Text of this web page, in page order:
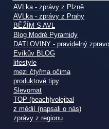
AVLka - zprávy z Plzně
AVLka - zprávy z Prahy
BĚŽÍM S AVL
Blog Modré Pyramidy
DATLOVINY - pravidelný
Evíkův BLOG
lifestyle
mezi čtyřma očima
produktové tipy
Slevomat
TOP (beach)volejbal
z médií (napsali o nás)
zprávy z regionu